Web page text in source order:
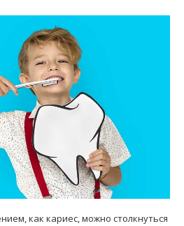
как кариес, можно столкнуться